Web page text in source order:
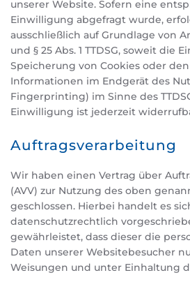
unserer Website. Sofern eine
Einwilligung abgefragt wurde,
ausschließlich auf Grundlage von
und § 25 Abs. 1 TTDSG, soweit die
Speicherung von Cookies oder
Informationen im Endgerät des
Fingerprinting) im Sinne des
Einwilligung ist jederzeit
Auftragsverarbeitung
Wir haben einen Vertrag über
(AVV) zur Nutzung des oben
geschlossen. Hierbei handelt es
datenschutzrechtlich
gewährleistet, dass dieser die
Daten unserer Websitebesucher
Weisungen und unter Einhaltung